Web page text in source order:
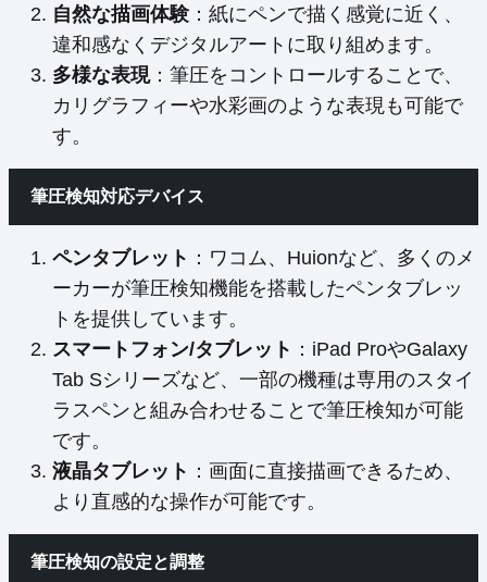
自然な描画体験 ：紙にペンで描く感覚に近く、
違和感なくデジタルアートに取り組めます。
多様な表現：筆圧をコントロールすることで、
カリグラフィーや水彩画のような表現も可能で
す。
筆圧検知対応デバイス
ペンタブレット ：ワコム、Huionなど、多くのメ
ーカーが筆圧検知機能を搭載したペンタブレッ
トを提供しています。
スマートフォン/タブレット ：iPad ProやGalaxy
Tab Sシリーズなど、一部の機種は専用のスタイ
ラスペンと組み合わせることで筆圧検知が可能
です。
液晶タブレット ：画面に直接描画できるため、
より直感的な操作が可能です。
筆圧検知の設定と調整